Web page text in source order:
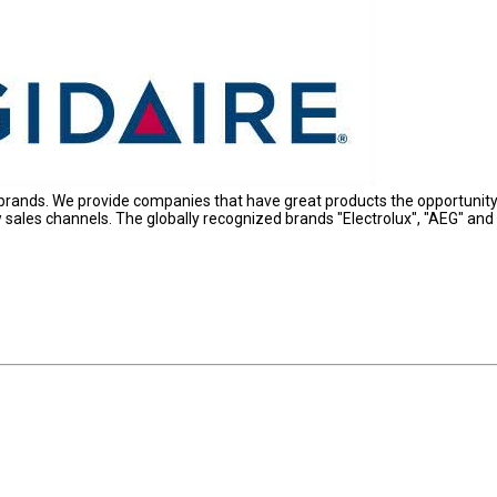
We provide companies that have great products the
channels. The globally recognized brands "Electrolux", "AEG" and